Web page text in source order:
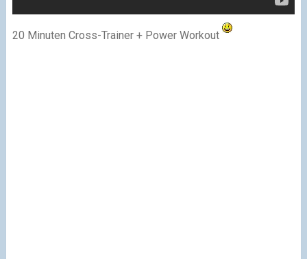
20 Minuten Cross-Trainer + Power Workout